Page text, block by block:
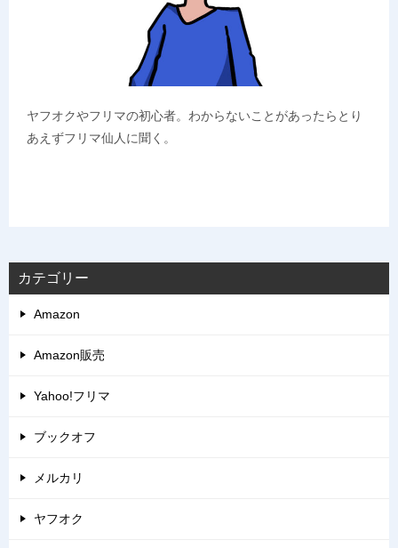
ヤフオクやフリマの初心者。わからないことがあったらとり
あえずフリマ仙人に聞く。
カテゴリー
Amazon
Amazon販売
Yahoo!フリマ
ブックオフ
メルカリ
ヤフオク